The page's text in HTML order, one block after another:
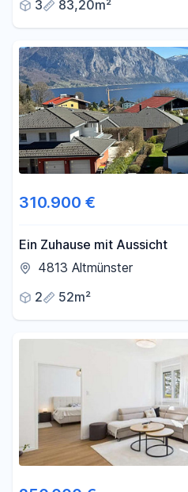
3
83,20m²
310.900 €
Ein Zuhause mit Aussicht
4813 Altmünster
2
52m²